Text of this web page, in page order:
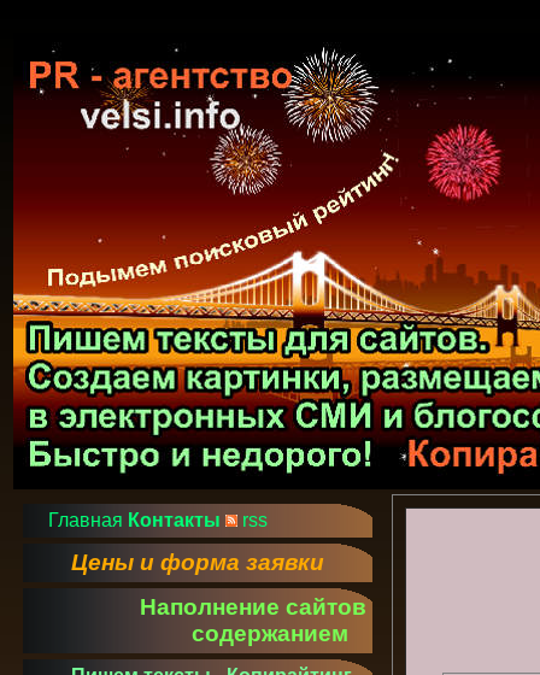
Главная Контакты rss
Цены и форма заявки
Наполнение сайтов
содержанием